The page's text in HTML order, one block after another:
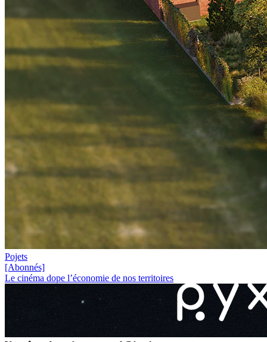
Pojets
[Abonnés]
Le cinéma dope l’économie de nos territoires